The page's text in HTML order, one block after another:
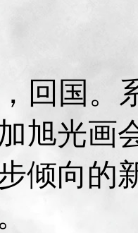
回国。
旭光画
倾向的